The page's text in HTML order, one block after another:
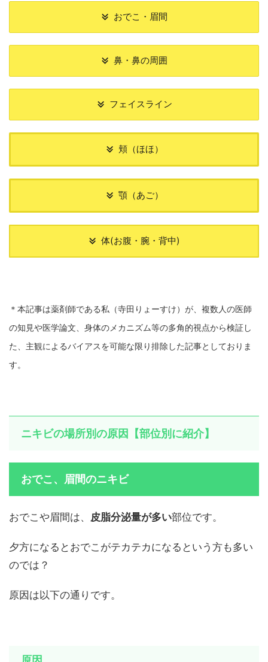
おでこ・眉間
鼻・鼻の周囲
フェイスライン
頬（ほほ）
顎（あご）
体(お腹・腕・背中)
＊本記事は薬剤師である私（寺田りょーすけ）が、複数人の医師
の知見や医学論文、身体のメカニズム等の多角的視点から検証し
た、主観によるバイアスを可能な限り排除した記事としておりま
す。
ニキビの場所別の原因【部位別に紹介】
おでこ、眉間のニキビ
おでこや眉間は、 皮脂分泌量が多い部位です。
夕方になるとおでこがテカテカになるという方も多い
のでは？
原因は以下の通りです。